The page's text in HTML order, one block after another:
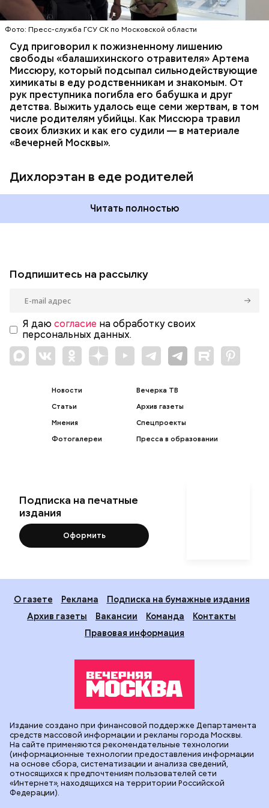
Фото: Пресс-служба ГСУ СК по Московской области
Суд приговорил к пожизненному лишению
свободы «балашихинского отравителя» Артема
Миссюру, который подсыпал сильнодействующие
химикаты в еду родственникам и знакомым. От
рук преступника погибла его бабушка и друг
детства. Выжить удалось еще семи жертвам, в том
числе родителям убийцы. Как Миссюра травил
своих близких и как его судили — в материале
«Вечерней Москвы».
Дихлорэтан в еде родителей
химикат дихлорэтан, который не мог попасть в
организм супругов случайно. То же самое вещество
нашли в еде, изъятой из квартиры пострадавших.
Читать полностью
Подпишитесь на рассылку
Я даю согласие на обработку своих
персональных данных.
Новости
Статьи
Мнения
Фотогалереи
Вечерка ТВ
Архив газеты
Спецпроекты
Пресса в образовании
Подписка на печатные
издания
Оформить
О газете Реклама
Подписка на бумажные издания
Архив газеты
Вакансии Команда
Контакты
Правовая информация
Издание создано при финансовой поддержке Департамента
средств массовой информации и рекламы города Москвы.
На сайте применяются рекомендательные технологии
(информационные технологии предоставления информации
на основе сбора, систематизации и анализа сведений,
относящихся к предпочтениям пользователей сети
«Интернет», находящихся на территории Российской
Федерации).